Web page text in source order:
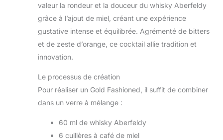
valeur la rondeur et la douceur du whisky Aberfeldy
grâce à l’ajout de miel, créant une expérience
gustative intense et équilibrée. Agrémenté de bitters
et de zeste d’orange, ce cocktail allie tradition et
innovation.
Le processus de création
Pour réaliser un Gold Fashioned, il suffit de combiner
dans un verre à mélange :
60 ml de whisky Aberfeldy
6 cuillères à café de miel